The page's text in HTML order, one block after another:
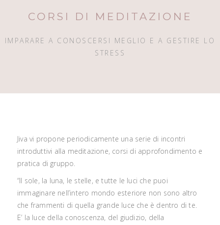
CORSI DI MEDITAZIONE
IMPARARE A CONOSCERSI MEGLIO E A GESTIRE LO
STRESS
Jiva vi propone periodicamente una serie di incontri
introduttivi alla meditazione, corsi di approfondimento e
pratica di gruppo.
“Il sole, la luna, le stelle, e tutte le luci che puoi
immaginare nell’intero mondo esteriore non sono altro
che frammenti di quella grande luce che è dentro di te.
E’ la luce della conoscenza, del giudizio, della